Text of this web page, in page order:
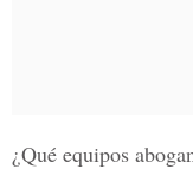
¿Qué equipos